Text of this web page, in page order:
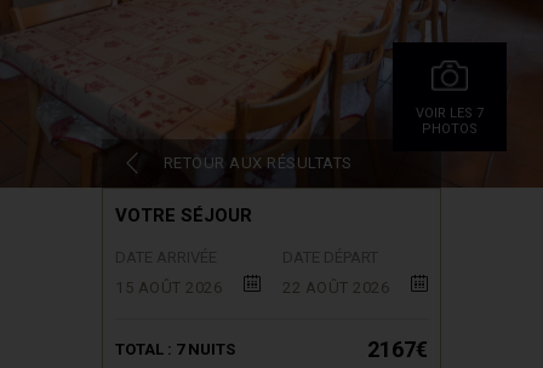
VOIR LES 7
PHOTOS
RETOUR AUX RÉSULTATS
VOTRE SÉJOUR
15 AOÛT 2026
22 AOÛT 2026
TOTAL : 7NUITS 2167€